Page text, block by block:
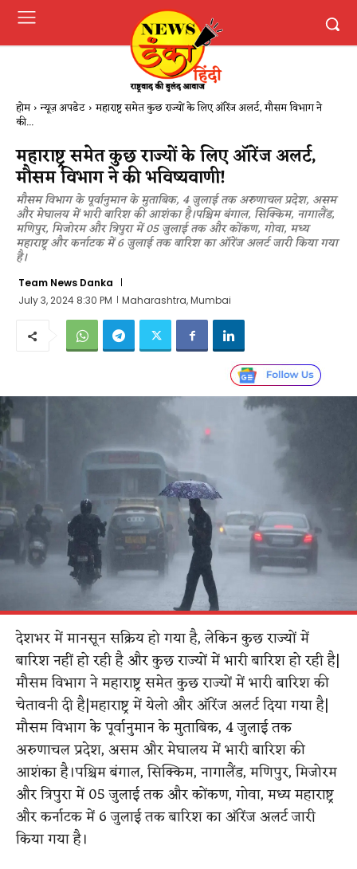
होम न्यूज़ अपडेट महाराष्ट्र समेत कुछ राज्यों के लिए ऑरेंज अलर्ट, मौसम विभाग ने
की...
महाराष्ट्र समेत कुछ राज्यों के लिए ऑरेंज अलर्ट,
मौसम विभाग ने की भविष्यवाणी!
मौसम विभाग के पूर्वानुमान के मुताबिक, 4 जुलाई तक अरुणाचल प्रदेश, असम
और मेघालय में भारी बारिश की आशंका है।पश्चिम बंगाल, सिक्किम, नागालैंड,
मणिपुर, मिजोरम और त्रिपुरा में 05 जुलाई तक और कोंकण, गोवा, मध्य
महाराष्ट्र और कर्नाटक में 6 जुलाई तक बारिश का ऑरेंज अलर्ट जारी किया गया
है।
Team News Danka
July 3, 2024 8:30 PM
Maharashtra, Mumbai
देशभर में मानसून सक्रिय हो गया है, लेकिन कुछ राज्यों में
बारिश नहीं हो रही है और कुछ राज्यों में भारी बारिश हो रही है|
मौसम विभाग ने महाराष्ट्र समेत कुछ राज्यों में भारी बारिश की
चेतावनी दी है|महाराष्ट्र में येलो और ऑरेंज अलर्ट दिया गया है|
मौसम विभाग के पूर्वानुमान के मुताबिक, 4 जुलाई तक
अरुणाचल प्रदेश, असम और मेघालय में भारी बारिश की
आशंका है।पश्चिम बंगाल, सिक्किम, नागालैंड, मणिपुर, मिजोरम
और त्रिपुरा में 05 जुलाई तक और कोंकण, गोवा, मध्य महाराष्ट्र
और कर्नाटक में 6 जुलाई तक बारिश का ऑरेंज अलर्ट जारी
किया गया है।